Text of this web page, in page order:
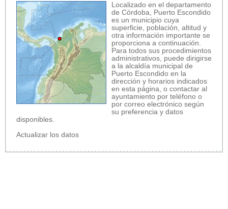
Localizado en el departamento
de Córdoba, Puerto Escondido
es un municipio cuya
superficie, población, altitud y
otra información importante se
proporciona a continuación.
Para todos sus procedimientos
administrativos, puede dirigirse
a la alcaldía municipal de
Puerto Escondido en la
dirección y horarios indicados
en esta página, o contactar al
ayuntamiento por teléfono o
por correo electrónico según
su preferencia y datos
disponibles.
Actualizar los datos